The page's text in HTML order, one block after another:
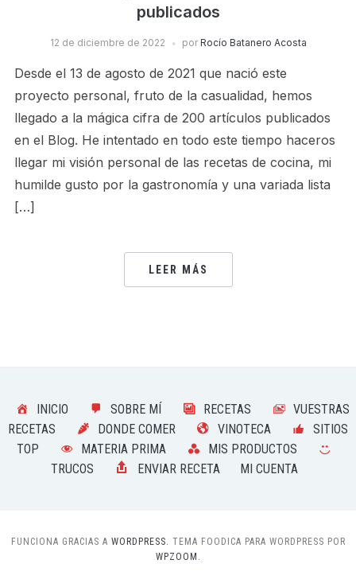
publicados
12 de diciembre de 2022 por Rocío Batanero Acosta
Desde el 13 de agosto de 2021 que nació este
proyecto personal, fruto de la casualidad, hemos
llegado a la mágica cifra de 200 artículos publicados
en el Blog. He intentado en todo este tiempo haceros
llegar mi visión personal de las recetas de cocina, mi
humilde gusto por la gastronomía y una variada lista
[…]
LEER MÁS
INICIO SOBRE MÍ RECETAS
VUESTRAS
RECETAS
DONDE COMER VINOTECA
SITIOS
TOP
MATERIA PRIMA
MIS PRODUCTOS
TRUCOS
ENVIAR RECETA MI CUENTA
FUNCIONA GRACIAS A WORDPRESS. TEMA FOODICA PARA WORDPRESS POR
WPZOOM.